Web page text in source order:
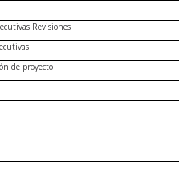
Revisiones
de proyecto